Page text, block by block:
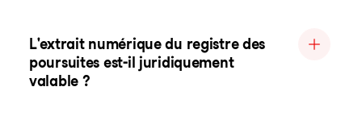
L'extrait numérique du registre des
poursuites est-il juridiquement
valable ?